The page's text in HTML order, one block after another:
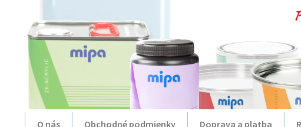
O nás Obchodné podmienky Doprava a platba